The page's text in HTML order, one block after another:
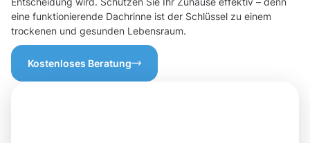
eine funktionierende Dachrinne ist der Schlüssel zu einem
trockenen und gesunden Lebensraum.
Kostenloses Beratung